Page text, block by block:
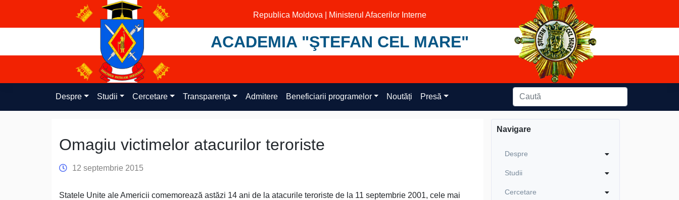
content
Republica Moldova | Ministerul Afacerilor Interne
ACADEMIA "ŞTEFAN CEL MARE"
Despre Studii Cercetare Transparența Admitere Beneficiarii programelor Noutăți Presă
Omagiu victimelor atacurilor teroriste
12 septembrie 2015
Statele Unite ale Americii comemorează astăzi 14 ani de la atacurile teroriste de la 11 septembrie 2001, cele mai
Navigare
Despre
Studii
Cercetare